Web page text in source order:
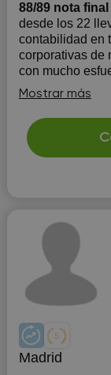
88/89 nota final
desde los 22
contabilidad en
corporativas de
con mucho
de las mismas
Compatibilizo mi
Mostrar más
Madrid